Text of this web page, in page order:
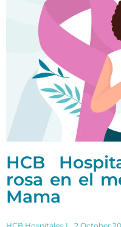
HCB
rosa en el
Mama